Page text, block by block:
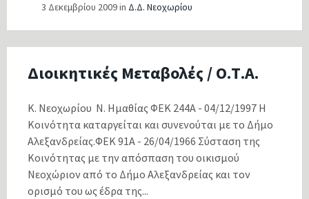
3 Δεκεμβρίου 2009in Δ.Δ. Νεοχωρίου
Διοικητικές Μεταβολές / Ο.Τ.Α.
Κ. Νεοχωρίου Ν. Ημαθίας ΦΕΚ 244Α - 04/12/1997 Η
Κοινότητα καταργείται και συνενούται με το Δήμο
Αλεξανδρείας.ΦΕΚ 91Α - 26/04/1966 Σύσταση της
Κοινότητας με την απόσπαση του οικισμού
Νεοχώριον από το Δήμο Αλεξανδρείας και τον
ορισμό του ως έδρα της...